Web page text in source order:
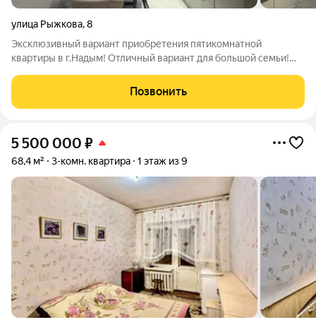
улица Рыжкова,8
Эксклюзивный вариант приобретения пятикомнатной
квартиры в г.Надым! Отличный вариант для большой семьи!
создает атмосферу уюта и комфорта! С деланы все
необходимые работы: заменена входная дверь,
Позвонить
5 500 000 ₽
68,4 м² 3-комн. квартира 1 этаж из 9